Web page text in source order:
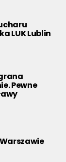
LUK Lublin
Pewne